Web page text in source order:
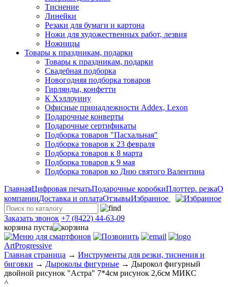
Тиснение
Линейки
Резаки для бумаги и картона
Ножи для художественных работ, лезвия
Ножницы
Товары к праздникам, подарки
Товары к праздникам, подарки
Свадебная подборка
Новогодняя подборка товаров
Гирлянды, конфетти
К Хэллоуину
Офисные принадлежности Addex, Lexon
Подарочные конверты
Подарочные сертификаты
Подборка товаров "Пасхальная"
Подборка товаров к 23 февраля
Подборка товаров к 8 марта
Подборка товаров к 9 мая
Подборка товаров ко Дню святого Валентина
ГлавнаяЦифровая печатьПодарочные коробкиПлоттер. резкаО
компанииДоставка и оплатаОтзывыИзбранное
Заказать звонок +7 (8422) 44-63-09
корзина пуста
ArtProgressive
Главная страница → Инструменты для резки, тиснения и
биговки → Дыроколы фигурные → Дырокол фигурный
двойной рисунок "Астра" 7*4см рисунок 2,6см МИКС
˄